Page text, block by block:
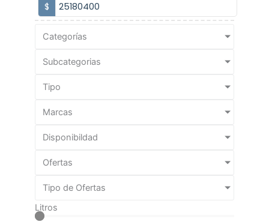
$
Categorías
Subcategorias
Tipo
Marcas
Disponibildad
Ofertas
Tipo de Ofertas
Litros